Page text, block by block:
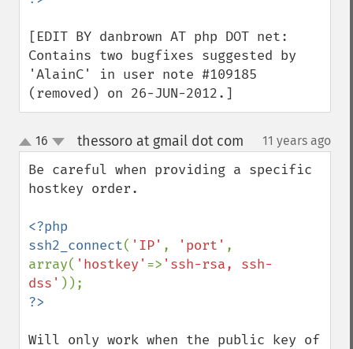
[EDIT BY danbrown AT php DOT net:
Contains two bugfixes suggested by
'AlainC' in user note #109185
(removed) on 26-JUN-2012.]
up
down
16 thessoro at gmail dot com 11 years ago
Be careful when providing a specific
hostkey order.
<?php
ssh2_connect( 'IP' , 'port' ,
array( 'hostkey' => 'ssh-rsa, ssh-
dss'
Will only work when the public key of